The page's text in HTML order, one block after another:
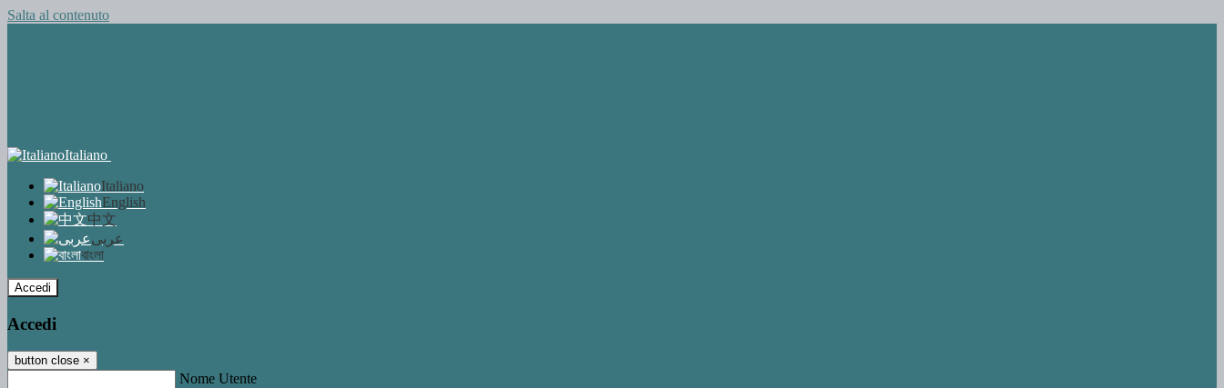
Salta al contenuto
Italiano
Italiano
English
中文
عربى
বাংলা
Accedi
Accedi
button close ×
Nome Utente